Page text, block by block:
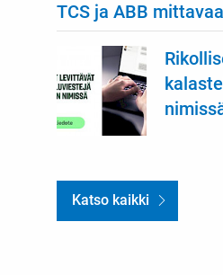
TCS ja ABB
Katso kaikki